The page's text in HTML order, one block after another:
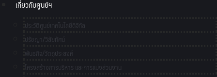
เกี่ยวกับศูนย์ฯ
ประวัติศูนย์เทคโนโลยีดิจิทัล
ปรัชญา/วิสัยทัศน์
พันธกิจ/วัตถุประสงค์
โครงสร้างการบริหาร และการแบ่งส่วนงาน